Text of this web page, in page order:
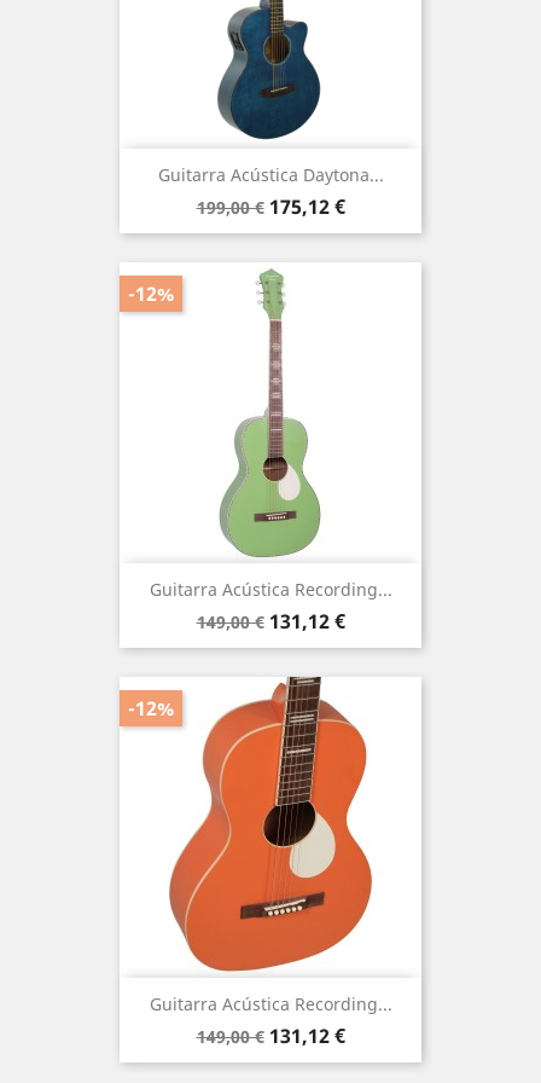
Guitarra Acústica Daytona...
Precio
base
199,00 € Precio
175,12 €
Guitarra Acústica Recording...
Precio
base
149,00 € Precio
131,12 €
-12%
Guitarra Acústica Recording...
Precio
base
149,00 € Precio
131,12 €
-12%